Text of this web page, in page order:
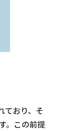
ており、そ
。この前提